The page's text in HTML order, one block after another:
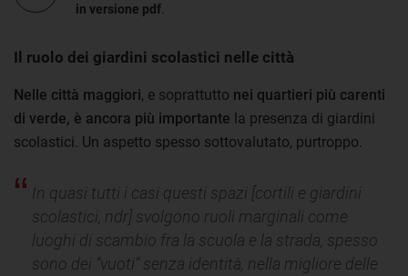
in versione pdf
Il ruolo dei giardini scolastici nelle città
Nelle città maggiori, e soprattutto nei quartieri più carenti
di verde, è ancora più importante la presenza di giardini
scolastici. Un aspetto spesso sottovalutato, purtroppo.
In quasi tutti i casi questi spazi [cortili e giardini
scolastici, ndr] svolgono ruoli marginali come
luoghi di scambio fra la scuola e la strada, spesso
sono dei “vuoti” senza identità, nella migliore delle